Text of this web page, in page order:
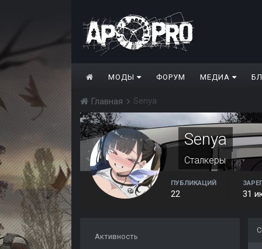
МОДЫ ФОРУМ МЕДИА
Главная Senya
Senya
Сталкеры
ПУБЛИКАЦИЙ
22 31
Активность